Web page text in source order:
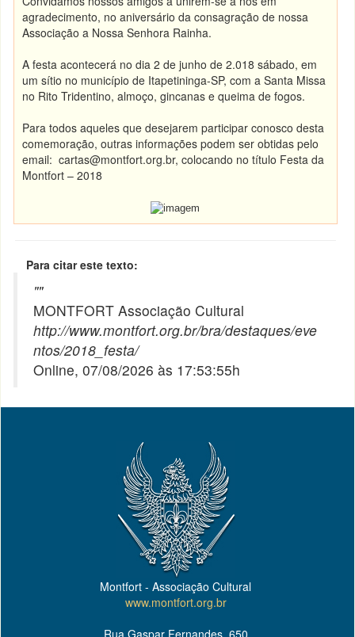
agradecimento, no aniversário da consagração de nossa
Associação a Nossa Senhora Rainha.
A festa acontecerá no dia 2 de junho de 2.018 sábado, em
um sítio no município de Itapetininga-SP, com a Santa Missa
no Rito Tridentino, almoço, gincanas e queima de fogos.
Para todos aqueles que desejarem participar conosco desta
comemoração, outras informações podem ser obtidas pelo
email: cartas@montfort.org.br, colocando no título Festa da
Montfort – 2018
Para citar este texto:
""
MONTFORT Associação Cultural
http://www.montfort.org.br/bra/destaques/eve
ntos/2018_festa/
Online, 07/08/2026 às 17:53:55h
Montfort - Associação Cultural
www.montfort.org.br